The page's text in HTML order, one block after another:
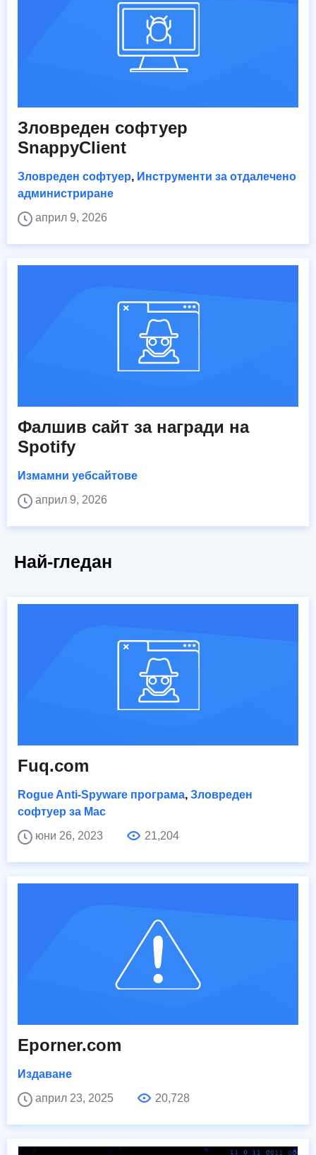
Зловреден софтуер
SnappyClient
Зловреден софтуер, Инструменти за отдалечено
администриране
април 9, 2026
Фалшив сайт за награди на
Spotify
Измамни уебсайтове
април 9, 2026
Най-гледан
Fuq.com
Rogue Anti-Spyware програма, Зловреден
софтуер за Mac
юни 26, 2023
21,204
Eporner.com
Издаване
април 23, 2025
20,728